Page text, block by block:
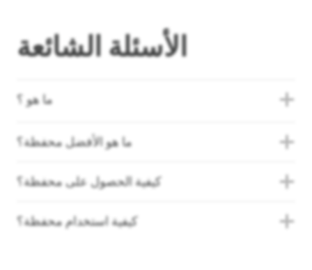
الأسئلة الشائعة
ما هو ؟
ما هو الأفضل محفظة؟
كيفية الحصول على محفظة؟
كيفية استخدام محفظة؟